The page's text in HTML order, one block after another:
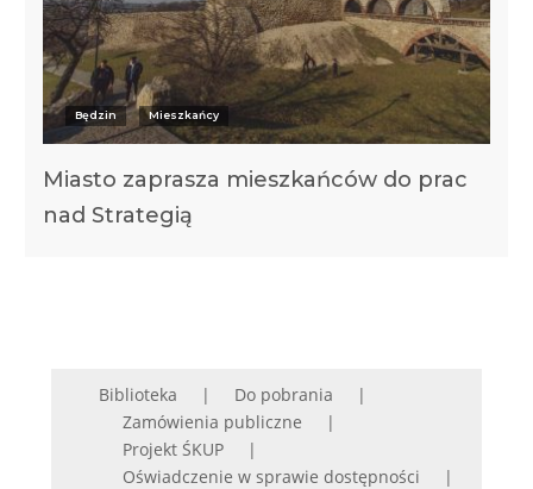
Będzin Mieszkańcy
Miasto zaprasza mieszkańców do prac
nad Strategią
Biblioteka
Do pobrania
Zamówienia publiczne
Projekt ŚKUP
Oświadczenie w sprawie dostępności